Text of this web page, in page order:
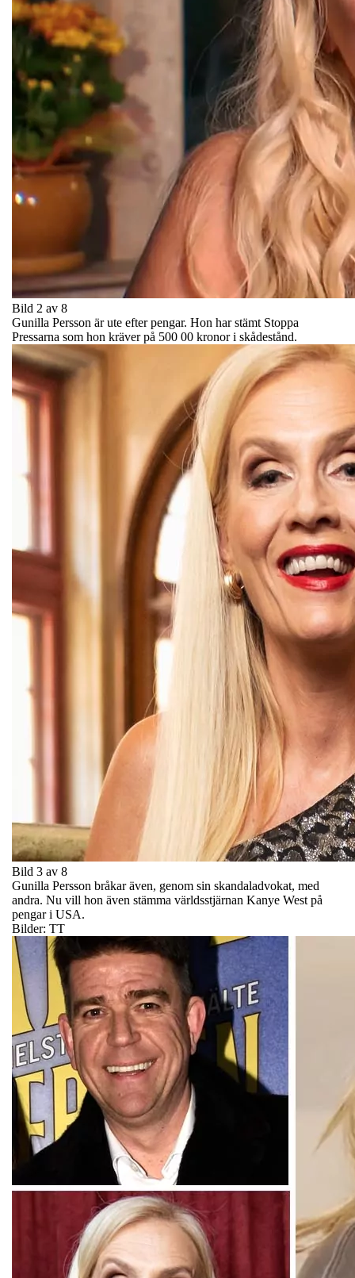
Bild 2 av 8
Gunilla Persson är ute efter pengar. Hon har stämt Stoppa
Pressarna som hon kräver på 500 00 kronor i skådestånd.
Bild 3 av 8
Gunilla Persson bråkar även, genom sin skandaladvokat, med
andra. Nu vill hon även stämma världsstjärnan Kanye West på
pengar i USA.
Bilder: TT